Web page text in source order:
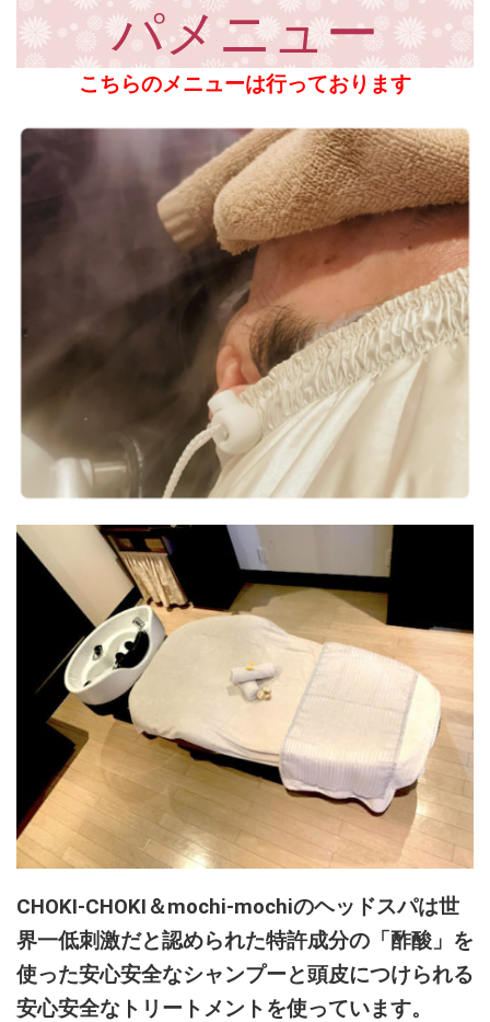
パメニュー
こちらのメニューは行っております
CHOKI-CHOKI＆mochi-mochiのヘッドスパは世
界一低刺激だと認められた特許成分の「酢酸」を
使った安心安全なシャンプーと頭皮につけられる
安心安全なトリートメントを使っています。